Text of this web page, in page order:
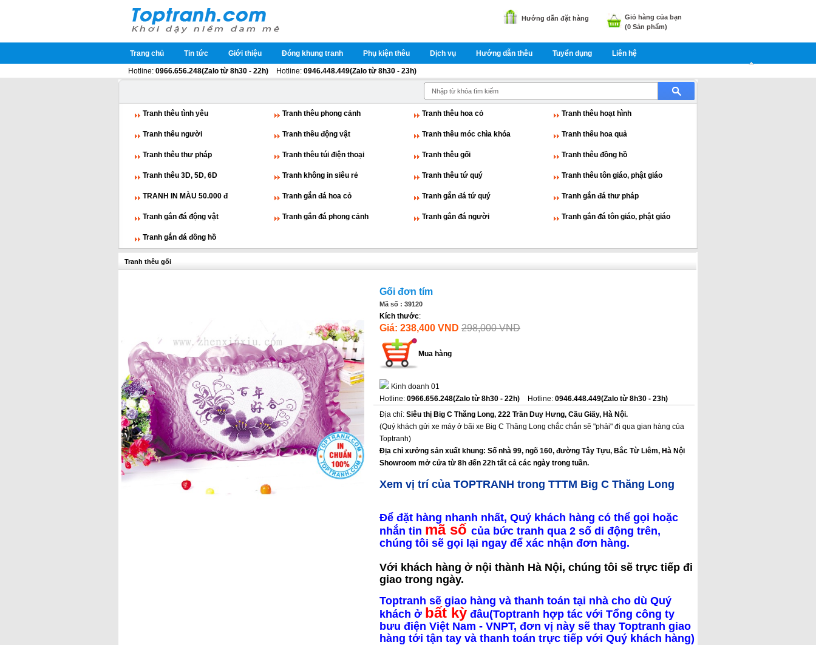
Giỏ hàng của bạn
(0 Sản phẩm)
Hướng dẫn đặt hàng
Trang chủ Tin tức Giới thiệu Đóng khung tranh Phụ kiện thêu Dịch vụ Hướng dẫn thêu Tuyển dụng Liên hệ
Hotline: 0966.656.248(Zalo từ 8h30 - 22h) Hotline: 0946.448.449(Zalo từ 8h30 - 23h)
Tranh thêu tình yêu Tranh thêu phong cảnh Tranh thêu hoa cỏ Tranh thêu hoạt hình
Tranh thêu người Tranh thêu động vật Tranh thêu móc chìa khóa Tranh thêu hoa quả
Tranh thêu thư pháp Tranh thêu túi điện thoại Tranh thêu gối Tranh thêu đồng hồ
Tranh thêu 3D, 5D, 6D Tranh không in siêu rẻ Tranh thêu tứ quý Tranh thêu tôn giáo, phật giáo
TRANH IN MÀU 50.000 đ Tranh gắn đá hoa cỏ Tranh gắn đá tứ quý Tranh gắn đá thư pháp
Tranh gắn đá động vật Tranh gắn đá phong cảnh Tranh gắn đá người Tranh gắn đá tôn giáo, phật giáo
Tranh gắn đá đồng hồ
Tranh thêu gối
Gối đơn tím
Mã số : 39120
Kích thước:
Giá: 238,400 VND 298,000 VND
Mua hàng
Kinh doanh 01
Hotline: 0966.656.248(Zalo từ 8h30 - 22h) Hotline: 0946.448.449(Zalo từ 8h30 - 23h)
Địa chỉ: Siêu thị Big C Thăng Long, 222 Trần Duy Hưng, Cầu Giấy, Hà Nội.
(Quý khách gửi xe máy ở bãi xe Big C Thăng Long chắc chắn sẽ "phải" đi qua gian hàng của
Toptranh)
Địa chỉ xưởng sản xuất khung: Số nhà 99, ngõ 160, đường Tây Tựu, Bắc Từ Liêm, Hà Nội
Showroom mở cửa từ 8h đến 22h tất cả các ngày trong tuần.
Xem vị trí của TOPTRANH trong TTTM Big C Thăng Long
Để đặt hàng nhanh nhất, Quý khách hàng có thể gọi hoặc
nhắn tin mã số của bức tranh qua 2 số di động trên,
chúng tôi sẽ gọi lại ngay để xác nhận đơn hàng.
Với khách hàng ở nội thành Hà Nội, chúng tôi sẽ trực tiếp đi
giao trong ngày.
Toptranh sẽ giao hàng và thanh toán tại nhà cho dù Quý
khách ở bất kỳ đâu(Toptranh hợp tác với Tổng công ty
bưu điện Việt Nam - VNPT, đơn vị này sẽ thay Toptranh giao
hàng tới tận tay và thanh toán trực tiếp với Quý khách hàng)